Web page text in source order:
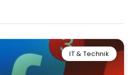
IT & Technik